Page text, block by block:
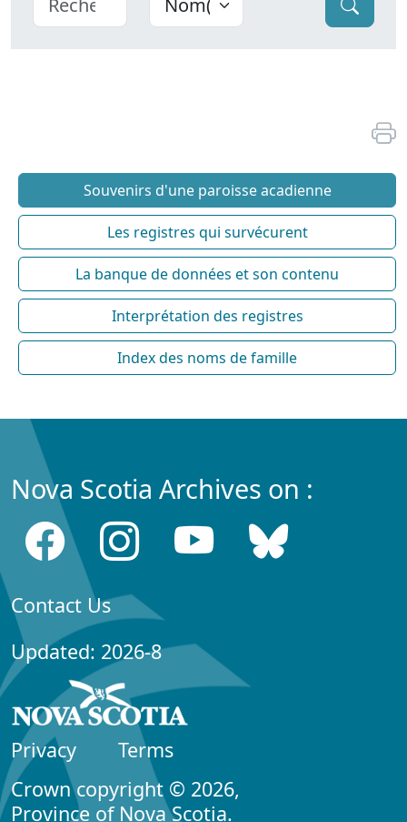
Souvenirs d'une paroisse acadienne
Les registres qui survécurent
La banque de données et son contenu
Interprétation des registres
Index des noms de famille
Nova Scotia Archives on :
Contact Us
Updated: 2026-8
Privacy
Terms
Crown copyright © 2026,
Province of Nova Scotia.